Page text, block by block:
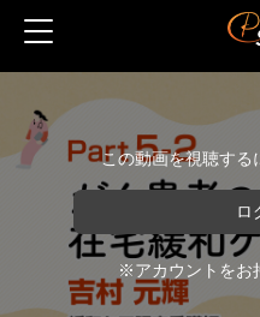
この動画を視聴する
ロ
※アカウントをお